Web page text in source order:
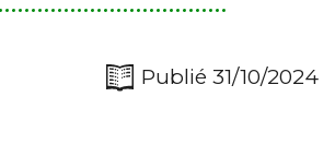
Publié 31/10/2024